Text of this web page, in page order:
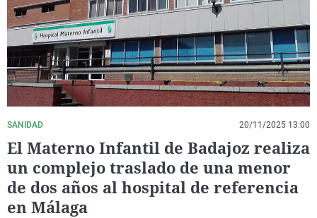
La rosa de los vientos
Gente viajera
Como el perro y el
Caso
Retornados
Equipo de
Operación Viuda
Extremadura
Galicia
La Rioja
Navarra
País Vasco
Virales
Televisión
Elecciones
SANIDAD 20/11/2025 13:00
El Materno Infantil de Badajoz realiza
un complejo traslado de una menor
de dos años al hospital de referencia
en Málaga